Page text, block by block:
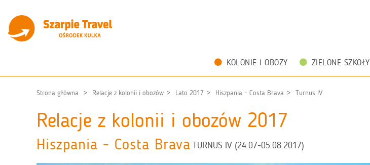
KOLONIE I OBOZY ZIELONE SZKOŁY
Strona główna Relacje z kolonii i obozów Lato 2017 Hiszpania - Costa Brava Turnus IV
Relacje z kolonii i obozów 2017
Hiszpania - Costa Brava TURNUS IV (24.07-05.08.2017)